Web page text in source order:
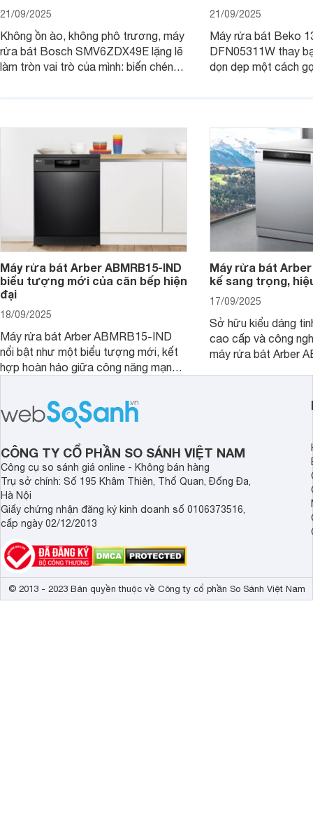
21/09/2025
Không ồn ào, không phô trương, máy
rửa bát Bosch SMV6ZDX49E lặng lẽ
làm tròn vai trò của mình: biến chén
Websosanh.vn đi tìm hiểu chi tiết sản
21/09/2025
Máy rửa bát Beko
DFN05311W thay
dọn dẹp một cách
gian bếp của gia
người.
Máy rửa bát Arber ABMRB15-IND
biểu tượng mới của căn bếp hiện
đại
18/09/2025
Máy rửa bát Arber ABMRB15-IND
nổi bật như một biểu tượng mới, kết
hợp hoàn hảo giữa công năng mạnh
thủ đắc lực giúp giải phóng đôi tay,
mang lại sự thoải mái và sang trọng
trong từng khoảnh khắc quây quần.
Máy rửa bát
kế sang trọng,
17/09/2025
Sở hữu kiểu dáng
cao cấp và công
máy rửa bát Arber
luôn sạch bóng,
CÔNG TY CỔ PHẦN SO SÁNH VIỆT NAM
Công cụ so sánh giá online - Không bán hàng
Trụ sở chính: Số 195 Khâm Thiên, Thổ Quan, Đống Đa,
Hà Nội
Giấy chứng nhận đăng ký kinh doanh số 0106373516,
cấp ngày 02/12/2013
© 2013 - 2023 Bản quyền thuộc về Công ty cổ phần So Sánh Việt Nam